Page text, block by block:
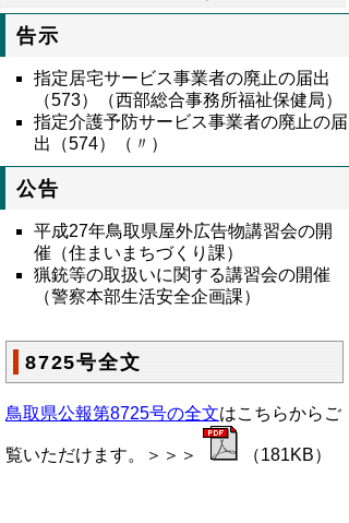
告示
指定居宅サービス事業者の廃止の届出
（573）（西部総合事務所福祉保健局）
指定介護予防サービス事業者の廃止の届
出（574）（〃）
公告
平成27年鳥取県屋外広告物講習会の開
催（住まいまちづくり課）
猟銃等の取扱いに関する講習会の開催
（警察本部生活安全企画課）
8725号全文
鳥取県公報第8725号の全文はこちらからご
覧いただけます。＞＞＞ （181KB）